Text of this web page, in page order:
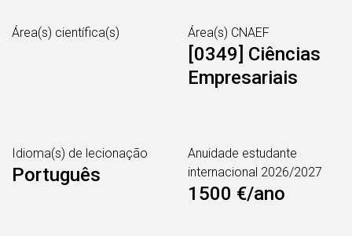
Área(s) científica(s) Área(s) CNAEF
[0349] Ciências
Empresariais
Idioma(s) de lecionação
Português
Anuidade estudante
internacional 2026/2027
1500 €/ano